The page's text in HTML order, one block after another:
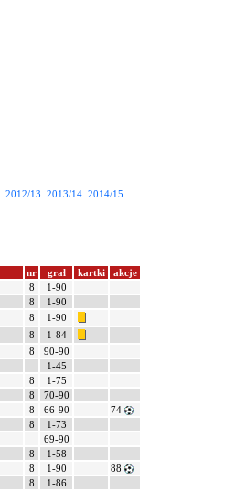
2012/13 2013/14 2014/15
nr grał kartki
akcje
8
1-90
8
1-90
8
1-90
8
1-84
8
90-90
1-45
8
1-75
8
70-90
8 66-90
74
8
1-73
69-90
8
1-58
8 1-90
88
8
1-86